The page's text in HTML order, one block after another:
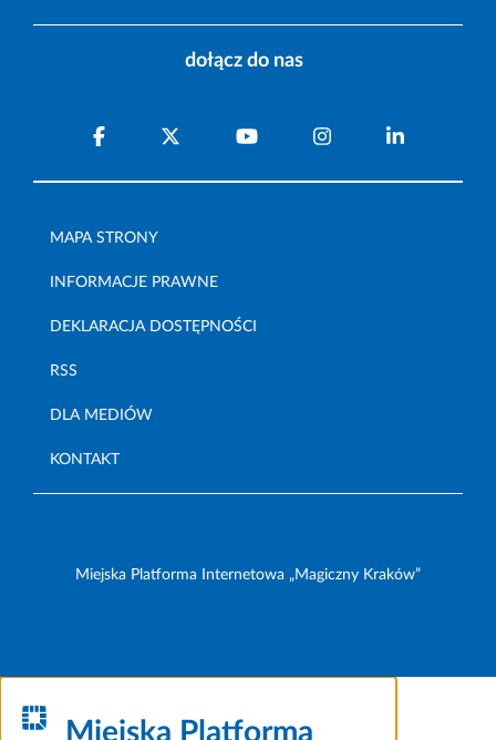
dołącz do nas
MAPA STRONY
INFORMACJE PRAWNE
DEKLARACJA DOSTĘPNOŚCI
RSS
DLA MEDIÓW
KONTAKT
Miejska Platforma Internetowa „Magiczny Kraków”
Miejska Platforma